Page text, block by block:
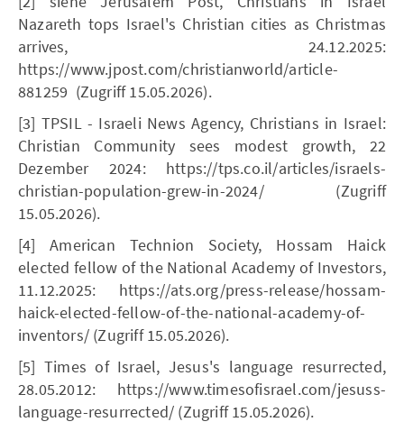
Nazareth tops Israel's Christian cities as Christmas
arrives, 24.12.2025:
https://www.jpost.com/christianworld/article-
881259 (Zugriff 15.05.2026).
[3] TPSIL - Israeli News Agency, Christians in Israel:
Christian Community sees modest growth, 22
Dezember 2024: https://tps.co.il/articles/israels-
christian-population-grew-in-2024/ (Zugriff
15.05.2026).
[4] American Technion Society, Hossam Haick
elected fellow of the National Academy of Investors,
11.12.2025: https://ats.org/press-release/hossam-
haick-elected-fellow-of-the-national-academy-of-
inventors/ (Zugriff 15.05.2026).
[5] Times of Israel, Jesus's language resurrected,
28.05.2012: https://www.timesofisrael.com/jesuss-
language-resurrected/ (Zugriff 15.05.2026).